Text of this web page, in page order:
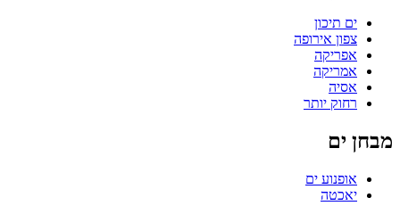
ים תיכון
צפון אירופה
אפריקה
אמריקה
אסיה
רחוק יותר
מבחן ים
אופנוע ים
יאכטה